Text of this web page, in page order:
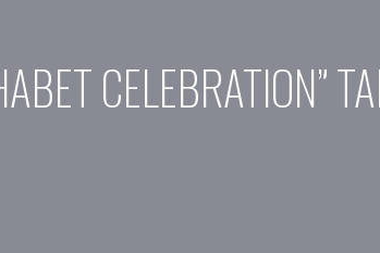
CELEBRATION”